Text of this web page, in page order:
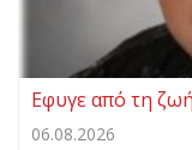
Εφυγε από τη
06.08.2026